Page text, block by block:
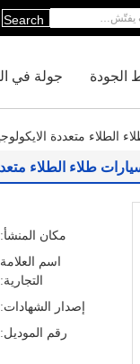
Search
جولة في الجودة
الطلاء متعددة
طلاء الطلاء
مكان المنشأ:
اسم العلامة
التجارية:
إصدار الشهادات:
رقم الموديل: